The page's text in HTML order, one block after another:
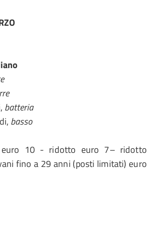
batteria
basso
euro 10 - ridotto euro 7– ridotto
fino a 29 anni (posti limitati) euro